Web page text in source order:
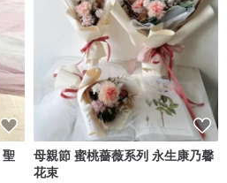
母親節 蜜桃薔薇系列 永生康乃馨
花束